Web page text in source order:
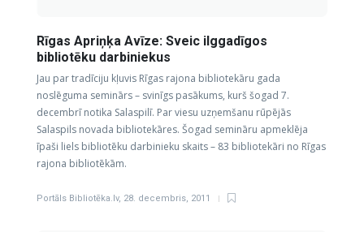
Rīgas Apriņķa Avīze: Sveic ilggadīgos
bibliotēku darbiniekus
Jau par tradīciju kļuvis Rīgas rajona bibliotekāru gada
noslēguma seminārs – svinīgs pasākums, kurš šogad 7.
decembrī notika Salaspilī. Par viesu uzņemšanu rūpējās
Salaspils novada bibliotekāres. Šogad semināru apmeklēja
īpaši liels bibliotēku darbinieku skaits – 83 bibliotekāri no Rīgas
rajona bibliotēkām.
Portāls Bibliotēka.lv, 28. decembris, 2011